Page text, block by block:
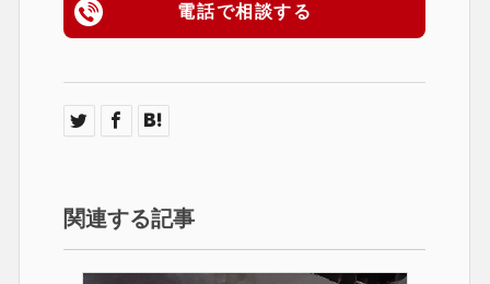
電話で相談する
関連する記事